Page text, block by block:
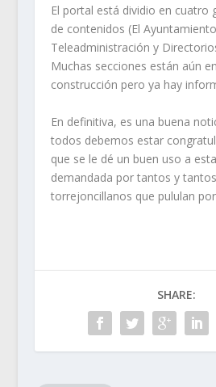
El portal está dividio en cuatro
de contenidos (El
Teleadministración y
Muchas secciones están aún
construcción pero ya hay
En definitiva, es una buena
todos debemos estar
que se le dé un buen uso a
demandada por tantos y
torrejoncillanos que pululan
SHARE: